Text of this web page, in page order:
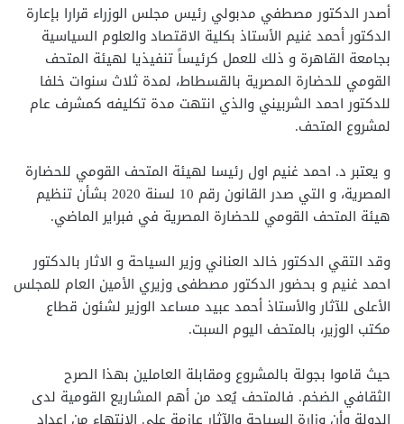
أصدر الدكتور مصطفي مدبولي رئيس مجلس الوزراء قرارا بإعارة
الدكتور أحمد غنيم الأستاذ بكلية الاقتصاد والعلوم السياسية
بجامعة القاهرة و ذلك للعمل كرئيساً تنفيذيا لهيئة المتحف
القومي للحضارة المصرية بالقسطاط، لمدة ثلاث سنوات خلفا
للدكتور احمد الشربيني والذي انتهت مدة تكليفه كمشرف عام
لمشروع المتحف.
و يعتبر د. احمد غنيم اول رئيسا لهيئة المتحف القومي للحضارة
المصرية، و التي صدر القانون رقم 10 لسنة 2020 بشأن تنظيم
هيئة المتحف القومي للحضارة المصرية في فبراير الماضي.
وقد التقي الدكتور خالد العناني وزير السياحة و الاثار بالدكتور
احمد غنيم و بحضور الدكتور مصطفى وزيري الأمين العام للمجلس
الأعلى للآثار والأستاذ أحمد عبيد مساعد الوزير لشئون قطاع
مكتب الوزير، بالمتحف اليوم السبت.
حيث قاموا بجولة بالمشروع ومقابلة العاملين بهذا الصرح
الثقافي الضخم. فالمتحف يُعد من أهم المشاريع القومية لدى